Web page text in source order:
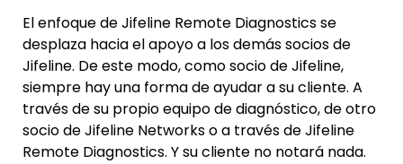
El enfoque de Jifeline Remote Diagnostics se
desplaza hacia el apoyo a los demás socios de
Jifeline. De este modo, como socio de Jifeline,
siempre hay una forma de ayudar a su cliente. A
través de su propio equipo de diagnóstico, de otro
socio de Jifeline Networks o a través de Jifeline
Remote Diagnostics. Y su cliente no notará nada.